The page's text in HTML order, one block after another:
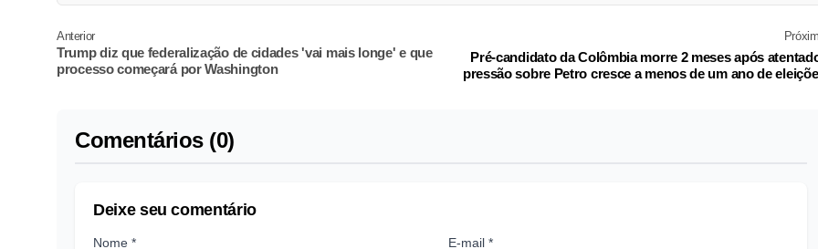
Anterior
Trump diz que federalização de cidades 'vai mais longe' e que
processo começará por Washington
Pré-candidato da Colômbia morre 2 meses após
pressão sobre Petro cresce a menos de um ano de
Comentários (0)
Deixe seu comentário
Nome * E-mail *